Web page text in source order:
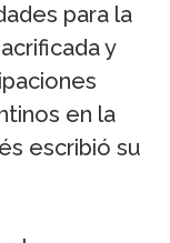
para la
y
en la
escribió su